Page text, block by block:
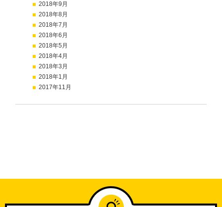
2018年9月
2018年8月
2018年7月
2018年6月
2018年5月
2018年4月
2018年3月
2018年1月
2017年11月